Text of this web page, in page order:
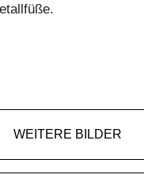
WEITERE BILDER